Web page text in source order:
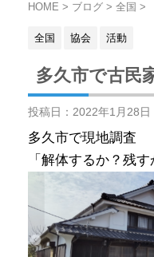
HOME > ブログ > 全国 >
全国 協会 活動
多久市で古民
投稿日： 2022年1月28日
多久市で現地調査
「解体するか？残す